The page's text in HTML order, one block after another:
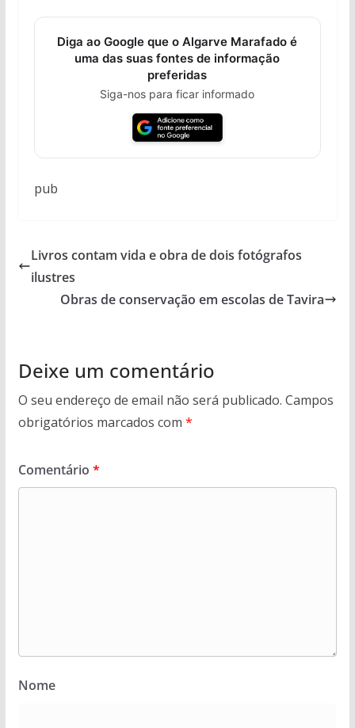
Diga ao Google que o Algarve Marafado é
uma das suas fontes de informação
preferidas
Siga-nos para ficar informado
pub
Livros contam vida e obra de dois fotógrafos
ilustres
Obras de conservação em escolas de Tavira
Deixe um comentário
O seu endereço de email não será publicado. Campos
obrigatórios marcados com *
Comentário *
Nome